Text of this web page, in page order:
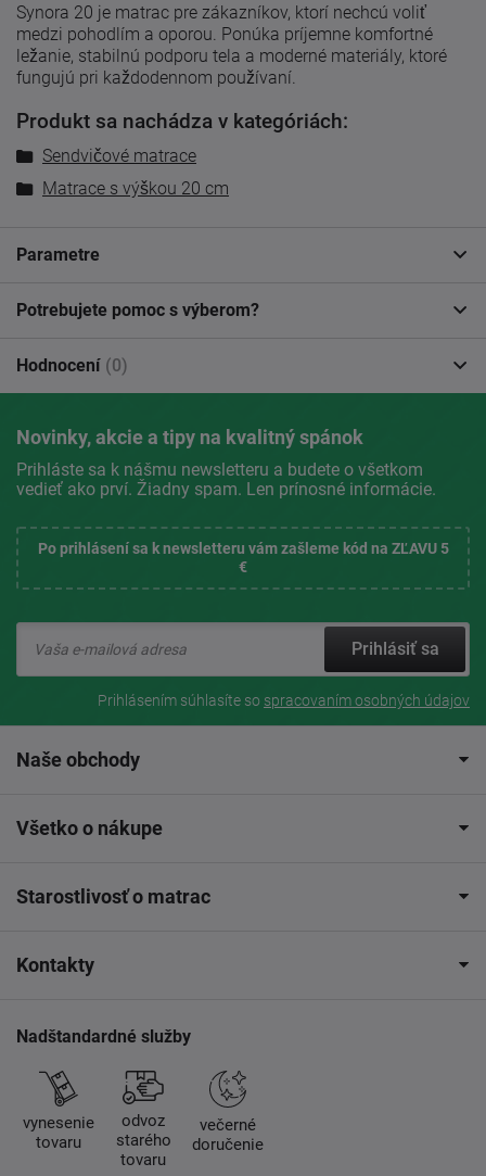
Synora 20 je matrac pre zákazníkov, ktorí nechcú voliť
medzi pohodlím a oporou. Ponúka príjemne komfortné
ležanie, stabilnú podporu tela a moderné materiály, ktoré
fungujú pri každodennom používaní.
Produkt sa nachádza v kategóriách:
Sendvičové matrace
Matrace s výškou 20 cm
Parametre
Potrebujete pomoc s výberom?
Hodnocení (0)
Novinky, akcie a tipy na kvalitný spánok
Prihláste sa k nášmu newsletteru a budete o všetkom
vedieť ako prví. Žiadny spam. Len prínosné informácie.
Po prihlásení sa k newsletteru vám zašleme kód na ZĽAVU 5
€
Prihlásiť sa
Prihlásením súhlasíte so spracovaním osobných údajov
Naše obchody
Všetko o nákupe
Starostlivosť o matrac
Kontakty
Nadštandardné služby
vynesenie
tovaru
odvoz
starého
tovaru
večerné
doručenie